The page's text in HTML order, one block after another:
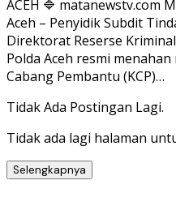
ACEH 🔷 matanewstv.com
Aceh – Penyidik Subdit
Direktorat Reserse
Polda Aceh resmi
Cabang Pembantu (KCP)…
Tidak Ada Postingan Lagi.
Tidak ada lagi halaman
Selengkapnya